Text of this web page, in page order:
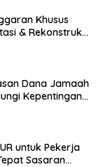
Khusus
& Rekonstruksi
Dana Jamaah
Kepentingan
untuk Pekerja
Sasaran